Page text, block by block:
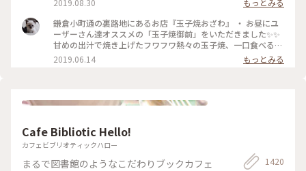
た！ 口当たりは柔らでした！ 記憶でわ… 開店の11時半前に行
ったのに、長者の列で30分以上待った記憶が… 懐かし～ ま
た、食べに行きたいな～ #神奈川 #鎌倉 #玉子焼き #おざわ #御
膳 #名店 #小町通り #裏 #過去
鎌倉小町通の裏路地にあるお店『玉子焼おざわ』 ・ お昼にユ
ーザーさん達オススメの「玉子焼御前」をいただきました✨✨
甘めの出汁で焼き上げたフワフワ熱々の玉子焼、一口食べると
旨味がジュワーッと広がります😆 この味は絶対家で再現でき
ない美味しさです🌟 ・ ちなみに、ご飯の上の昆布もいいお
倉 #小町通り
2019.06.14 もっとみる
Cafe Bibliotic Hello!
カフェビブリオティックハロー
まるで図書館のようなこだわりブックカフェ 1420